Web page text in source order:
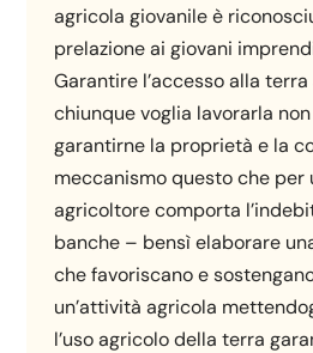
agricola giovanile è
prelazione ai giovani
Garantire l’accesso alla
chiunque voglia lavorarla
garantirne la proprietà e la
meccanismo questo che per
agricoltore comporta
banche – bensì elaborare
che favoriscano e
un’attività agricola
l’uso agricolo della terra